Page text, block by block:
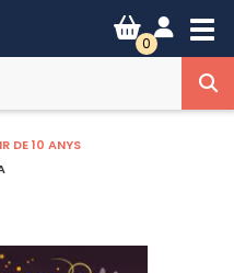
0
de 10 anys